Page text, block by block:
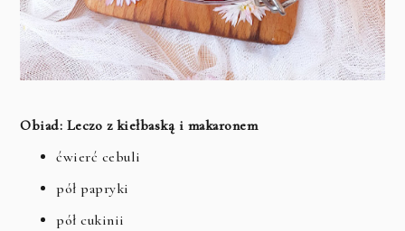
Obiad: Leczo z kiełbaską i makaronem
ćwierć cebuli
pół papryki
pół cukinii